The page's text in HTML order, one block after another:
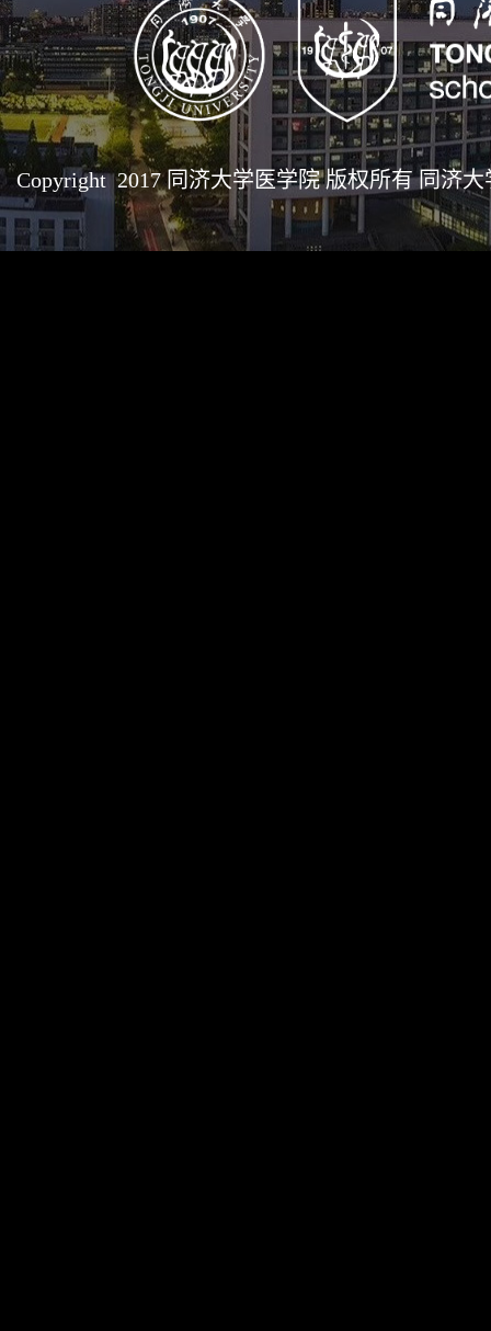
Copyright 2017 同济大学医学院 版权所有 同济